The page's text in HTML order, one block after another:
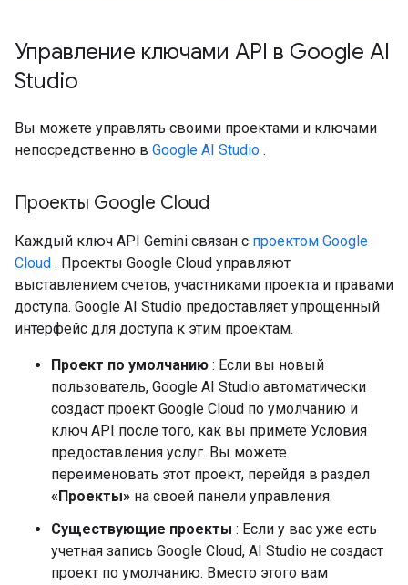
Управление ключами API в Google AI
Studio
Вы можете управлять своими проектами и ключами
непосредственно в Google AI Studio .
Проекты Google Cloud
Каждый ключ API Gemini связан с проектом Google
Cloud . Проекты Google Cloud управляют
выставлением счетов, участниками проекта и правами
доступа. Google AI Studio предоставляет упрощенный
интерфейс для доступа к этим проектам.
Проект по умолчанию : Если вы новый
пользователь, Google AI Studio автоматически
создаст проект Google Cloud по умолчанию и
ключ API после того, как вы примете Условия
предоставления услуг. Вы можете
переименовать этот проект, перейдя в раздел
«Проекты» на своей панели управления.
Существующие проекты : Если у вас уже есть
учетная запись Google Cloud, AI Studio не создаст
проект по умолчанию. Вместо этого вам